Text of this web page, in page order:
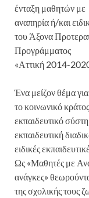
ένταξη μαθητών με
αναπηρία ή/και
του Άξονα
Προγράμματος
«Αττική 2014-
Ένα μείζον θέμα
το κοινωνικό
εκπαιδευτικό
εκπαιδευτική
ειδικές
Ως «Μαθητές με
ανάγκες»
της σχολικής τους